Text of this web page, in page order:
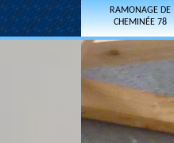
RAMONAGE DE
CHEMINÉE 78